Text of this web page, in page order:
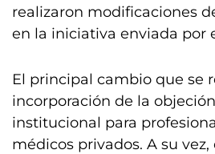
realizaron modificaciones
en la iniciativa enviada por
El principal cambio que se
incorporación de la
institucional para
médicos privados. A su